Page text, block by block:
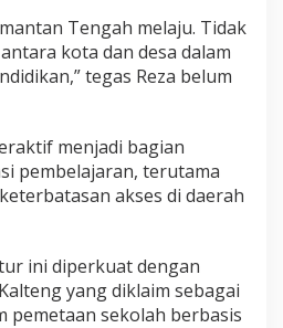
Tengah melaju. Tidak
kota dan desa dalam
tegas Reza belum
menjadi bagian
pembelajaran, terutama
akses di daerah
ini diperkuat dengan
yang diklaim sebagai
pemetaan sekolah berbasis